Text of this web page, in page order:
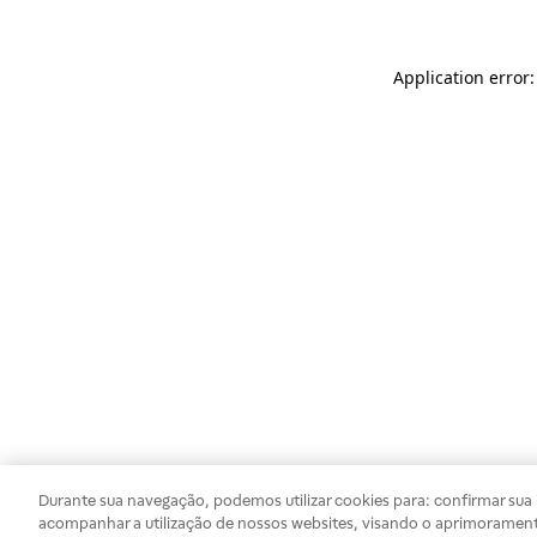
Application
Durante sua navegação, podemos utilizar cookies para: confirmar
acompanhar a utilização de nossos websites, visando o